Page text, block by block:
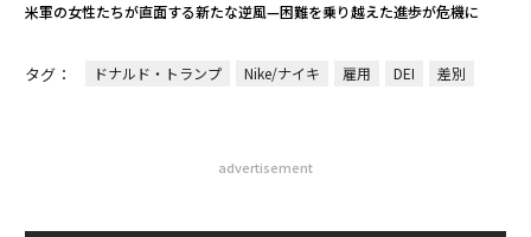
米軍の女性たちが直面する新たな逆風—困難を乗り越えた進歩が危機に
タグ： ドナルド・トランプ Nike/ナイキ 雇用 DEI 差別
advertisement